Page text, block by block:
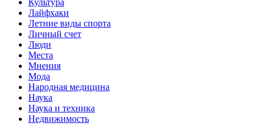
Лайфхаки
Летние виды спорта
Личный счет
Люди
Места
Мнения
Мода
Народная медицина
Наука
Наука и техника
Недвижимость